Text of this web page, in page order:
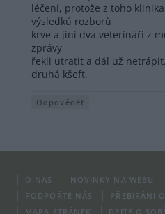
léčení, protože z toho
výsledků rozborů
krve a jiní dva veterináři z
zprávy
řekli utratit a dál už
druhá kšeft.
Odpovědět
O NÁS NOVINKY NA WEBU
PODPOŘTE NÁS
PŘEBÍRÁNÍ
MAPA STRÁNEK
DEJTE O